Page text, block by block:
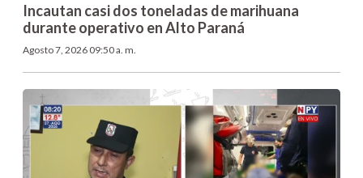
Incautan casi dos toneladas de marihuana
durante operativo en Alto Paraná
Agosto 7, 2026 09:50 a. m.